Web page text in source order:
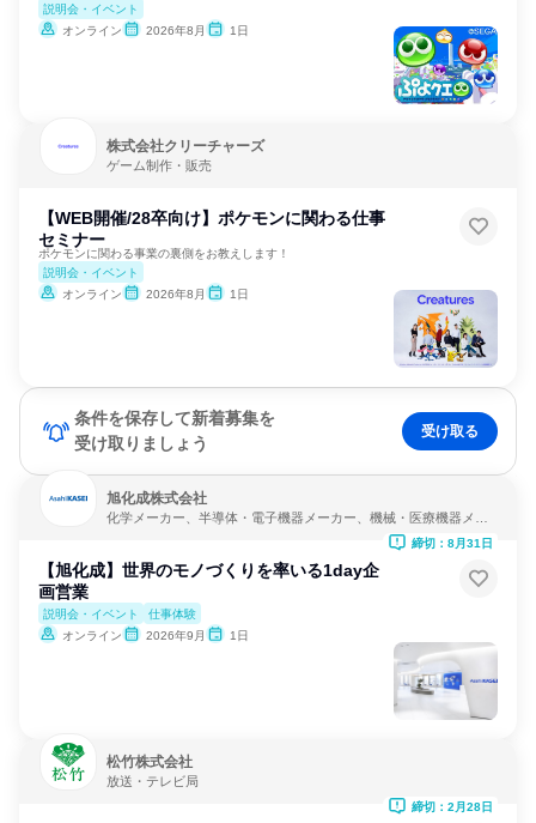
説明会・イベント
オンライン
2026年8月 1日
株式会社クリーチャーズ
ゲーム制作・販売
【WEB開催/28卒向け】ポケモンに関わる仕事
セミナー
ポケモンに関わる事業の裏側をお教えします！
説明会・イベント
オンライン
2026年8月 1日
条件を保存して新着募集を
受け取りましょう
受け取る
旭化成株式会社
化学メーカー、半導体・電子機器メーカー、機械・医療機器メー
【旭化成】世界のモノづくりを率いる1day企
画営業
説明会・イベント
仕事体験
オンライン
2026年9月 1日
締切：8月31日
松竹株式会社
放送・テレビ局
締切：2月28日